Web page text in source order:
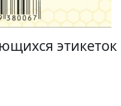
этикеток